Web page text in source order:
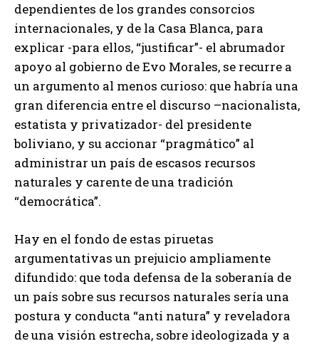
dependientes de los grandes consorcios
internacionales, y de la Casa Blanca, para
explicar -para ellos, “justificar”- el abrumador
apoyo al gobierno de Evo Morales, se recurre a
un argumento al menos curioso: que habría una
gran diferencia entre el discurso –nacionalista,
estatista y privatizador- del presidente
boliviano, y su accionar “pragmático” al
administrar un país de escasos recursos
naturales y carente de una tradición
“democrática”.
Hay en el fondo de estas piruetas
argumentativas un prejuicio ampliamente
difundido: que toda defensa de la soberanía de
un país sobre sus recursos naturales sería una
postura y conducta “anti natura” y reveladora
de una visión estrecha, sobre ideologizada y a